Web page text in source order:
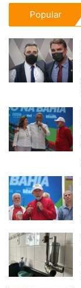
Popular